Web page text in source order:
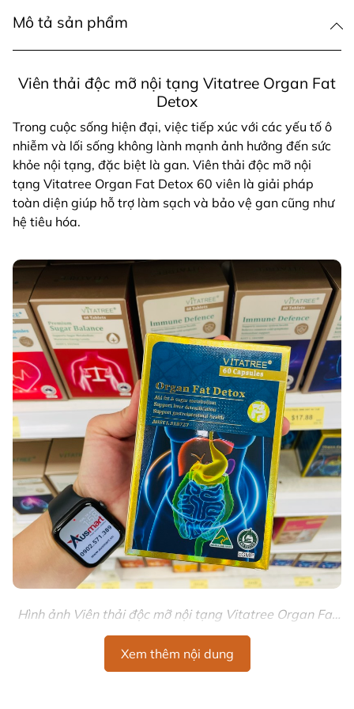
Mô tả sản phẩm
Viên thải độc mỡ nội tạng Vitatree Organ Fat
Detox
Trong cuộc sống hiện đại, việc tiếp xúc với các yếu tố ô
nhiễm và lối sống không lành mạnh ảnh hưởng đến sức
khỏe nội tạng, đặc biệt là gan. Viên thải độc mỡ nội
tạng Vitatree Organ Fat Detox 60 viên là giải pháp
toàn diện giúp hỗ trợ làm sạch và bảo vệ gan cũng như
hệ tiêu hóa.
Hình ảnh Viên thải độc mỡ nội tạng Vitatree Organ Fat
Detox Úc
Thông Tin Sản PhẩmXem thêm nội dung